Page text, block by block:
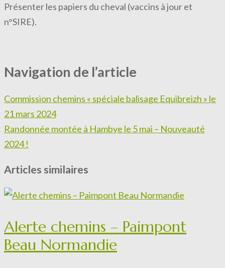
Présenter les papiers du cheval (vaccins à jour et
n°SIRE).
Navigation de l’article
Commission chemins « spéciale balisage Equibreizh » le
21 mars 2024
Randonnée montée à Hambye le 5 mai – Nouveauté
2024 !
Articles similaires
Alerte chemins – Paimpont
Beau Normandie